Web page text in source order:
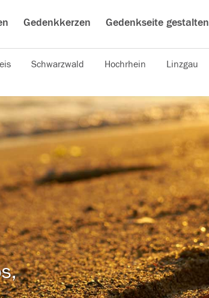
Gedenkkerzen Gedenkseite gestalten
Schwarzwald Hochrhein Linzgau